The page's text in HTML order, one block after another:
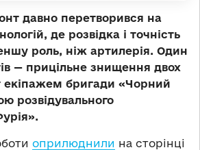
давно перетворився на
де розвідка і точність
роль, ніж артилерія. Один
— прицільне знищення двох
екіпажем бригади «Чорний
розвідувального
оприлюднили на сторінці